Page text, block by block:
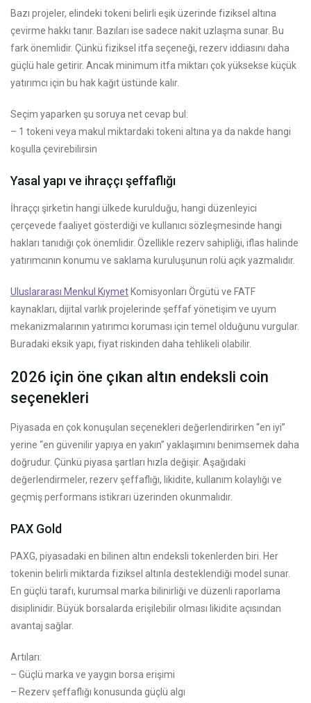
Bazı projeler, elindeki tokeni belirli eşik üzerinde fiziksel altına
çevirme hakkı tanır. Bazıları ise sadece nakit uzlaşma sunar. Bu
fark önemlidir. Çünkü fiziksel itfa seçeneği, rezerv iddiasını daha
güçlü hale getirir. Ancak minimum itfa miktarı çok yüksekse küçük
yatırımcı için bu hak kağıt üstünde kalır.
Seçim yaparken şu soruya net cevap bul:
– 1 tokeni veya makul miktardaki tokeni altına ya da nakde hangi
koşulla çevirebilirsin
Yasal yapı ve ihraççı şeffaflığı
İhraççı şirketin hangi ülkede kurulduğu, hangi düzenleyici
çerçevede faaliyet gösterdiği ve kullanıcı sözleşmesinde hangi
hakları tanıdığı çok önemlidir. Özellikle rezerv sahipliği, iflas halinde
yatırımcının konumu ve saklama kuruluşunun rolü açık yazmalıdır.
Uluslararası Menkul Kıymet Komisyonları Örgütü ve FATF
kaynakları, dijital varlık projelerinde şeffaf yönetişim ve uyum
mekanizmalarının yatırımcı koruması için temel olduğunu vurgular.
Buradaki eksik yapı, fiyat riskinden daha tehlikeli olabilir.
2026 için öne çıkan altın endeksli coin
seçenekleri
Piyasada en çok konuşulan seçenekleri değerlendirirken “en iyi”
yerine “en güvenilir yapıya en yakın” yaklaşımını benimsemek daha
doğrudur. Çünkü piyasa şartları hızla değişir. Aşağıdaki
değerlendirmeler, rezerv şeffaflığı, likidite, kullanım kolaylığı ve
geçmiş performans istikrarı üzerinden okunmalıdır.
PAX Gold
PAXG, piyasadaki en bilinen altın endeksli tokenlerden biri. Her
tokenin belirli miktarda fiziksel altınla desteklendiği model sunar.
En güçlü tarafı, kurumsal marka bilinirliği ve düzenli raporlama
disiplinidir. Büyük borsalarda erişilebilir olması likidite açısından
avantaj sağlar.
Artıları:
– Güçlü marka ve yaygın borsa erişimi
– Rezerv şeffaflığı konusunda güçlü algı